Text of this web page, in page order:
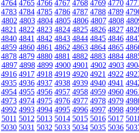
4764 4765 4766 4767 4768 4769 4770
4783 4784 4785 4786 4787 4788 4789
4802 4803 4804 4805 4806 4807 4808
4821 4822 4823 4824 4825 4826 4827
4840 4841 4842 4843 4844 4845 4846
4859 4860 4861 4862 4863 4864 4865
4878 4879 4880 4881 4882 4883 4884
4897 4898 4899 4900 4901 4902 4903
4916 4917 4918 4919 4920 4921 4922
4935 4936 4937 4938 4939 4940 4941
4954 4955 4956 4957 4958 4959 4960
4973 4974 4975 4976 4977 4978 4979
4992 4993 4994 4995 4996 4997 4998
5011 5012 5013 5014 5015 5016 5017
5030 5031 5032 5033 5034 5035 5036